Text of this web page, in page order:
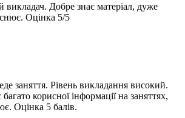
Добре знає матеріал, дуже
Оцінка 5/5
заняття. Рівень викладання високий.
корисної інформації на заняттях,
Оцінка 5 балів.